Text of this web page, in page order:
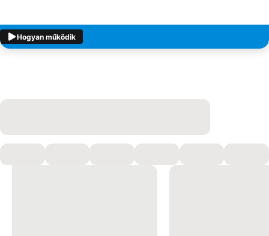
Hogyan működik